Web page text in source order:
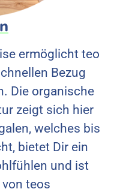
ermöglicht teo
Bezug
Die organische
zeigt sich hier
welches bis
bietet Dir ein
und ist
teos